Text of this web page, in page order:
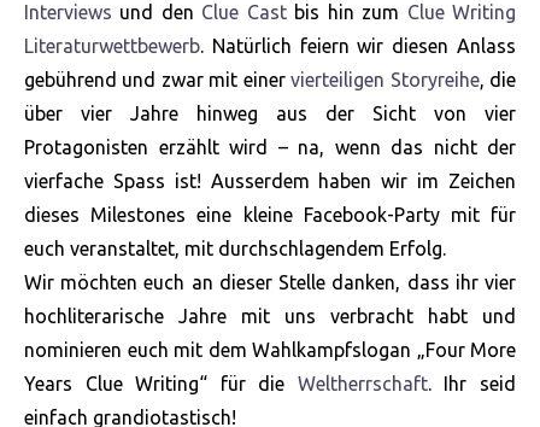
Interviews und den Clue Castbis hin zum Clue Writing
Literaturwettbewerb. Natürlich feiern wir diesen Anlass
gebührend und zwar mit einervierteiligen Storyreihe, die
über vier Jahre hinweg aus der Sicht von vier
Protagonisten erzählt wird – na, wenn das nicht der
vierfache Spass ist! Ausserdem haben wir im Zeichen
dieses Milestones eine kleine Facebook-Party mit für
euch veranstaltet, mit durchschlagendem Erfolg.
Wir möchten euch an dieser Stelle danken, dass ihr vier
hochliterarische Jahre mit uns verbracht habt und
nominieren euch mit dem Wahlkampfslogan „Four More
Years Clue Writing“ für die Weltherrschaft. Ihr seid
einfach grandiotastisch!